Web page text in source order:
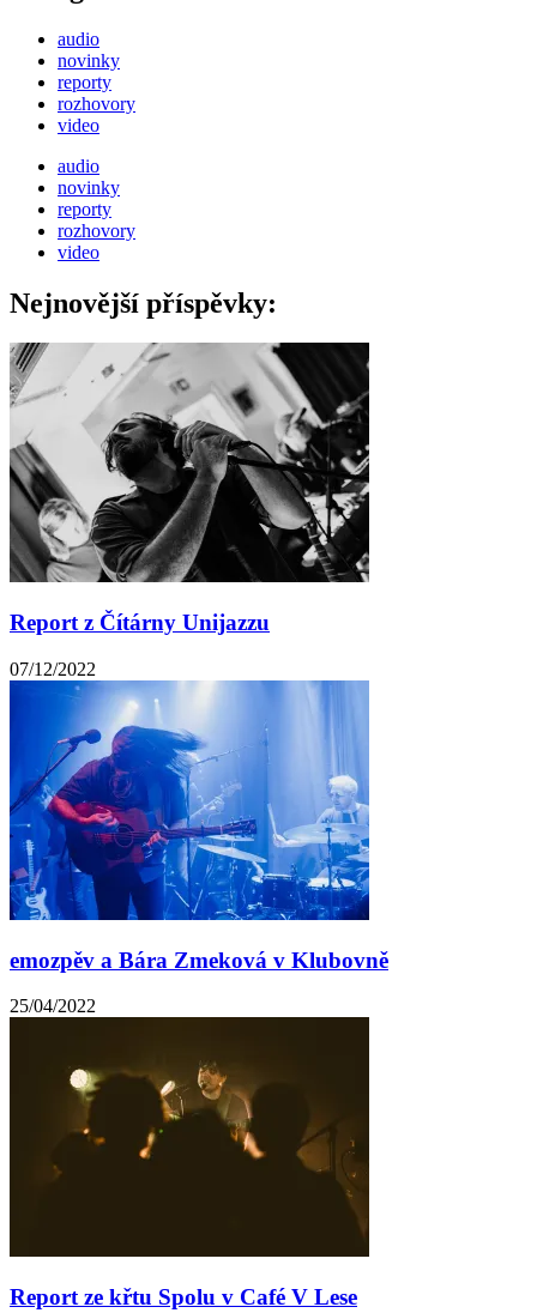
audio
novinky
reporty
rozhovory
video
audio
novinky
reporty
rozhovory
video
Nejnovější příspěvky:
Report z Čítárny Unijazzu
07/12/2022
emozpěv a Bára Zmeková v Klubovně
25/04/2022
Report ze křtu Spolu v Café V Lese